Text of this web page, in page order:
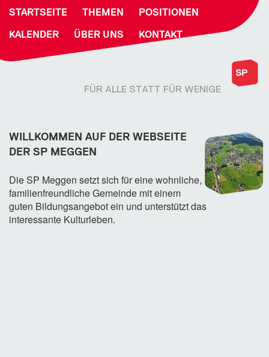
STARTSEITE THEMEN POSITIONEN
KALENDER ÜBER UNS KONTAKT
FÜR ALLE STATT FÜR WENIGE
WILLKOMMEN AUF DER WEBSEITE
DER SP MEGGEN
Die SP Meggen setzt sich für eine wohnliche,
familienfreundliche Gemeinde mit einem
guten Bildungsangebot ein und unterstützt das
interessante Kulturleben.